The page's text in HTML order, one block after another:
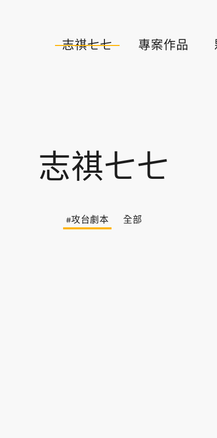
志祺七七 專案作品
志祺七七
#攻台劇本 全部